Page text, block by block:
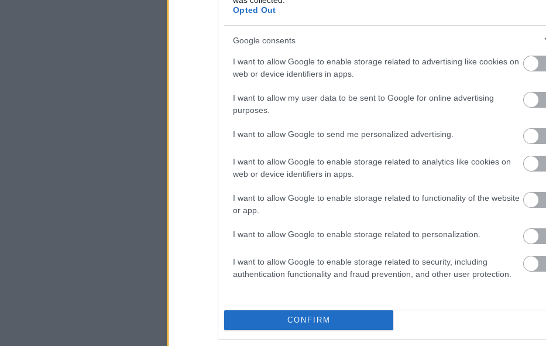
Opted Out
Google consents
I want to allow Google to enable storage related to advertising like cookies on
web or device identifiers in apps.
I want to allow my user data to be sent to Google for online advertising
purposes.
I want to allow Google to send me personalized advertising.
I want to allow Google to enable storage related to analytics like cookies on
web or device identifiers in apps.
I want to allow Google to enable storage related to functionality of the website
or app.
I want to allow Google to enable storage related to personalization.
I want to allow Google to enable storage related to security, including
authentication functionality and fraud prevention, and other user protection.
CONFIRM
Egyéb
Regisztráció
lehallgatják és rajta ütnek - a rajzfilmsorozat fő karakterei egy nagy összecsapásban végre kieresztik
Nagyon sok ponton leegyszerűsödött a történet az eredeti képregénybeli eseményekhez képest, azonban
csatákat, a rajzok nagyon szépek és részletesek, realisztikusabbak a szériában megszokottaknál. Az
alkotók nem féltek megölni a közkedvelt szereplőket - helyükre viszont új hősök állnak! Lássuk a
Bal oldalon a "Hang-isten" Frank Welker, aki Megatron mellett hat másik robot hangját kölcsönzi. Ez a